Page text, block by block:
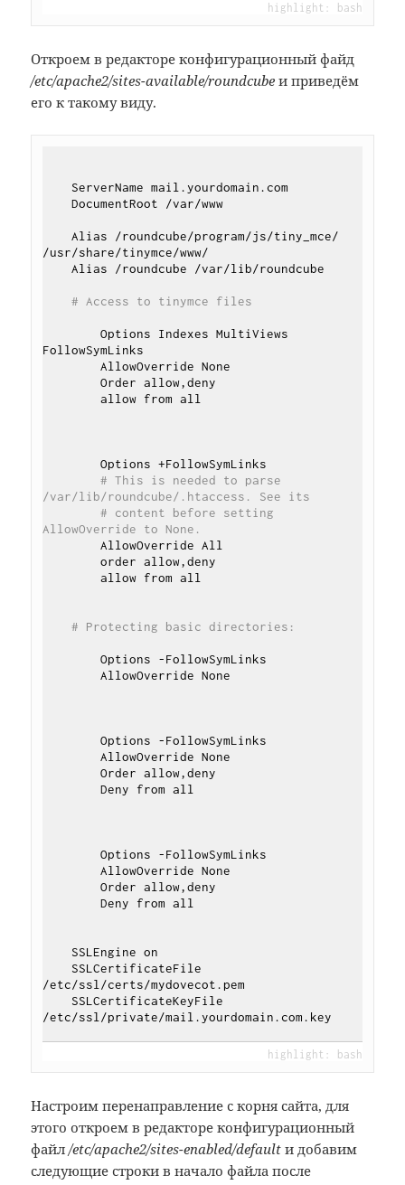
Откроем в редакторе конфигурационный файд
/etc/apache2/sites-available/roundcube и приведём
его к такому виду.
    DocumentRoot /var/www
    Alias /roundcube/program/js/tiny_mce/
/usr/share/tinymce/www/
    Alias /roundcube /var/lib/roundcube
# Access to tinymce files
        Options Indexes MultiViews
FollowSymLinks
        AllowOverride None
        Order allow,deny
        allow from all
        Options +FollowSymLinks
# This is needed to parse
/var/lib/roundcube/.htaccess. See its
# content before setting
AllowOverride to None.
        AllowOverride All
        order allow,deny
        allow from all
# Protecting basic directories:
        Options -FollowSymLinks
        AllowOverride None
        Options -FollowSymLinks
        AllowOverride None
        Order allow,deny
        Deny from all
        Options -FollowSymLinks
        AllowOverride None
        Order allow,deny
        Deny from all
/etc/ssl/certs/mydovecot.pem
Настроим перенаправление с корня сайта, для
этого откроем в редакторе конфигурационный
файл/etc/apache2/sites-enabled/default и добавим
следующие строки в начало файла после